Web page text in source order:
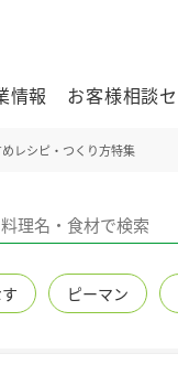
情報
企業理念
ミツカングルー
お客様相談
レシピ・つくり方特集
ピーマン